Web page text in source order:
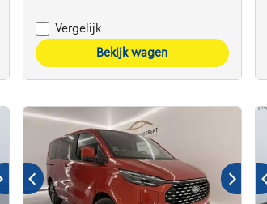
Vergelijk
Bekijk wagen